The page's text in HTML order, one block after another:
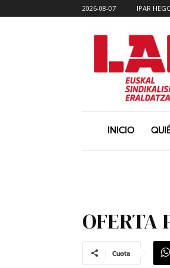
2026-08-07 IPAR
INICIO
OFERTA
Cuota